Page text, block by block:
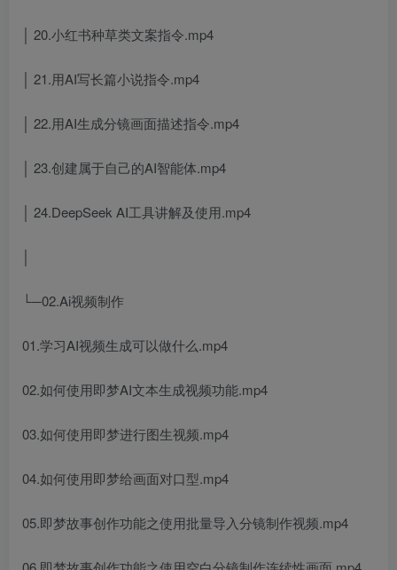
│ 20.小红书种草类文案指令.mp4
│ 21.用AI写长篇小说指令.mp4
│ 22.用AI生成分镜画面描述指令.mp4
│ 23.创建属于自己的AI智能体.mp4
│ 24.DeepSeek AI工具讲解及使用.mp4
└─02.Ai视频制作
01.学习AI视频生成可以做什么.mp4
02.如何使用即梦AI文本生成视频功能.mp4
03.如何使用即梦进行图生视频.mp4
04.如何使用即梦给画面对口型.mp4
05.即梦故事创作功能之使用批量导入分镜制作视频.mp4